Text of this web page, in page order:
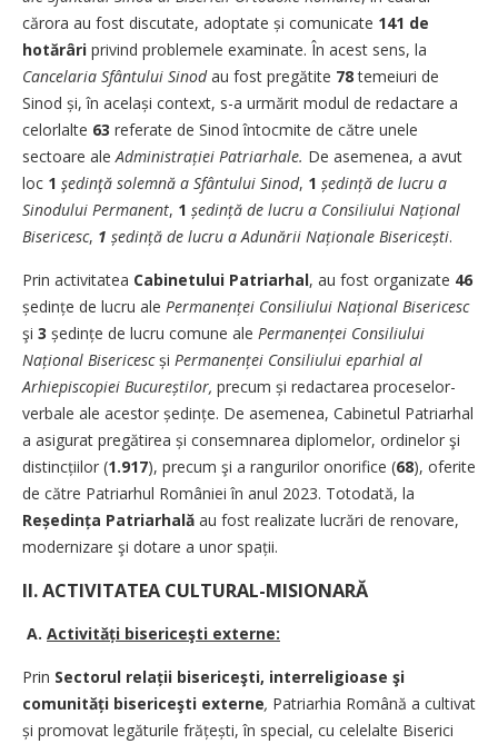
cărora au fost discutate, adoptate și comunicate 141 de
hotărâri privind problemele examinate. În acest sens, la
Cancelaria Sfântului Sinodau fost pregătite 78temeiuri de
Sinod și, în același context, s-a urmărit modul de redactare a
celor­lalte 63 referate de Sinod întocmite de către unele
sectoare aleAdministrației Patriarhale. De asemenea, a avut
loc 1 şedinţă solemnă a Sfântului Sinod, 1 ședință de lucru a
Sinodului Permanent, 1 ședință de lucru a Consiliului Național
Bisericesc, 1 ședință de lucru a Adunării Naționale Bisericești.
Prin activitatea Cabinetului Patriarhal, au fost organizate 46
ședințe de lucru ale Permanenței Consiliului Național Bisericesc
şi 3 ședințe de lucru comune ale Permanenței Consiliului
Național Bisericescși Permanenței Consiliului eparhial al
Arhiepiscopiei Bucu­reștilor, precum și redactarea proceselor-
verbale ale acestor ședințe. De asemenea, Cabinetul Patriarhal
a asigurat pregătirea și consemnarea diplomelor, ordinelor şi
distincțiilor (1.917), precum şi a rangurilor onorifice (68), oferite
de către Patriarhul României în anul 2023. Totodată, la
Reședința Patriarhală au fost realizate lucrări de renovare,
modernizare şi dotare a unor spații.
II. ACTIVITATEA CULTURAL-MISIONARĂ
A. Activități bisericeşti externe:
Prin Sectorul relații bisericeşti, interreligioase şi
comunități bisericeşti externe, Patriarhia Română a cultivat
și promovat legăturile frățești, în special, cu celelalte Biserici